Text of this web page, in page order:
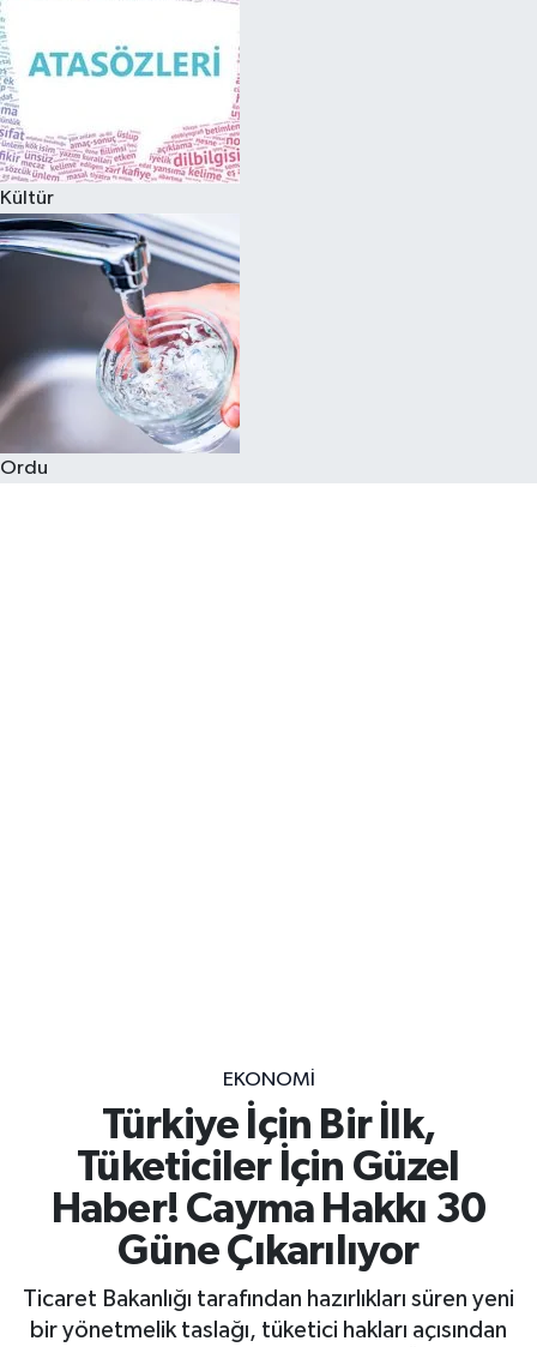
Kültür
Ordu
EKONOMİ
Türkiye İçin Bir İlk,
Tüketiciler İçin Güzel
Haber! Cayma Hakkı 30
Güne Çıkarılıyor
Ticaret Bakanlığı tarafından hazırlıkları süren yeni
bir yönetmelik taslağı, tüketici hakları açısından